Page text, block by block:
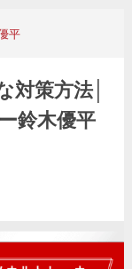
平
対策方法│
鈴木優平